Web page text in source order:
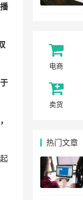
电商
卖货
热门文章